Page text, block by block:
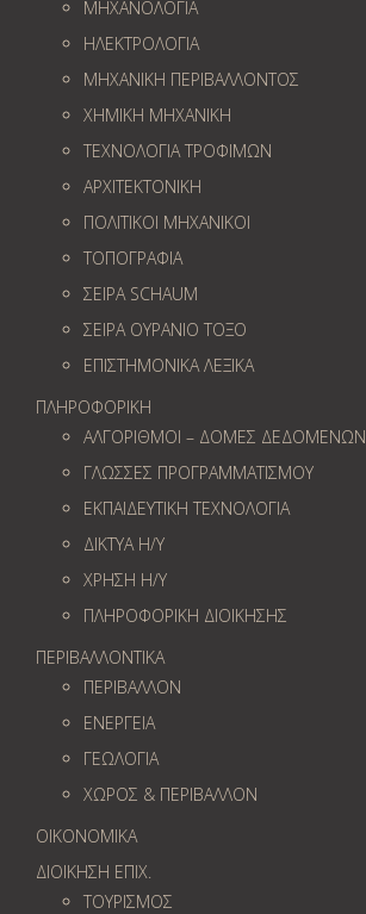
ΜΗΧΑΝΟΛΟΓΙΑ
ΗΛΕΚΤΡΟΛΟΓΙΑ
ΜΗΧΑΝΙΚΗ ΠΕΡΙΒΑΛΛΟΝΤΟΣ
ΧΗΜΙΚΗ ΜΗΧΑΝΙΚΗ
ΤΕΧΝΟΛΟΓΙΑ ΤΡΟΦΙΜΩΝ
ΑΡΧΙΤΕΚΤΟΝΙΚΗ
ΠΟΛΙΤΙΚΟΙ ΜΗΧΑΝΙΚΟΙ
ΤΟΠΟΓΡΑΦΙΑ
ΣΕΙΡΑ SCHAUM
ΣΕΙΡΑ ΟΥΡΑΝΙΟ ΤΟΞΟ
ΕΠΙΣΤΗΜΟΝΙΚΑ ΛΕΞΙΚΑ
ΠΛΗΡΟΦΟΡΙΚΗ
ΑΛΓΟΡΙΘΜΟΙ – ΔΟΜΕΣ ΔΕΔΟΜΕΝΩΝ
ΓΛΩΣΣΕΣ ΠΡΟΓΡΑΜΜΑΤΙΣΜΟΥ
ΕΚΠΑΙΔΕΥΤΙΚΗ ΤΕΧΝΟΛΟΓΙΑ
ΔΙΚΤΥΑ Η/Υ
ΧΡΗΣΗ Η/Υ
ΠΛΗΡΟΦΟΡΙΚΗ ΔΙΟΙΚΗΣΗΣ
ΠΕΡΙΒΑΛΛΟΝΤΙΚΑ
ΠΕΡΙΒΑΛΛΟΝ
ΕΝΕΡΓΕΙΑ
ΓΕΩΛOΓΙΑ
ΧΩΡΟΣ & ΠΕΡΙΒΑΛΛΟΝ
ΟΙΚΟΝΟΜΙΚΑ
ΔΙΟΙΚΗΣΗ ΕΠΙΧ.
ΤΟΥΡΙΣΜΟΣ